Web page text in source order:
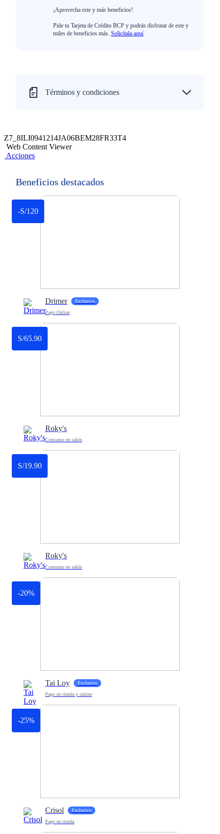
¡Aprovecha este y más beneficios!
Pide tu Tarjeta de Crédito BCP y podrás disfrutar de este y
miles de beneficios más. Solicítala aquí
Términos y condiciones
Z7_8ILI0941214JA06BEM28FR33T4
Web Content Viewer
Acciones
Beneficios destacados
-S/120
Drimer Exclusivo
Pago Online
S/65.90
Roky's
Consumo en salón
S/19.90
Roky's
Consumo en salón
-20%
Tai Loy Exclusivo
Pago en tienda y online
-25%
Crisol Exclusivo
Pago en tienda